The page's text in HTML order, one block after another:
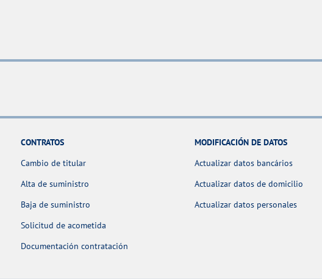
CONTRATOS
Cambio de titular
Alta de suministro
Baja de suministro
Solicitud de acometida
Documentación contratación
MODIFICACIÓN DE DATOS
Actualizar datos bancários
Actualizar datos de domicilio
Actualizar datos personales